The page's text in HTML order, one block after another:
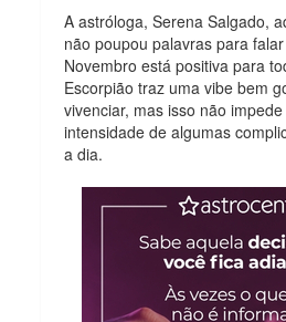
A astróloga, Serena Salgado,
não poupou palavras para
Novembro está positiva para
Escorpião traz uma vibe bem
vivenciar, mas isso não
intensidade de algumas
a dia.